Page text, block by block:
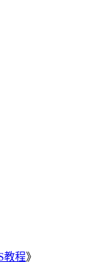
教程》